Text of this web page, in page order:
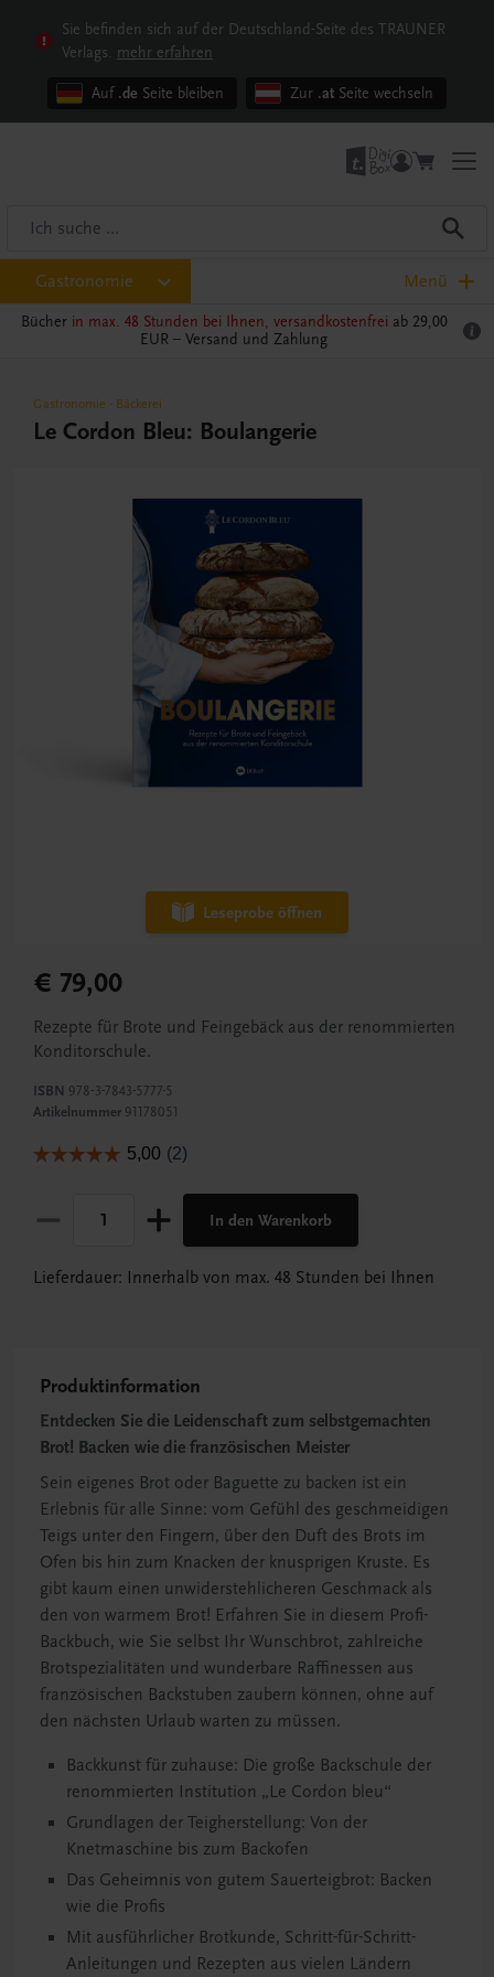
Sie befinden sich auf der Deutschland-Seite des TRAUNER
Verlags. mehr erfahren
Auf .de Seite bleiben Zur .at Seite wechseln
Gastronomie Menü
Bücher in max. 48 Stunden bei Ihnen, versandkostenfrei ab 29,00
EUR – Versand und Zahlung
Gastronomie - Bäckerei
Le Cordon Bleu: Boulangerie
Leseprobe öffnen
€ 79,00
Rezepte für Brote und Feingebäck aus der renommierten
Konditorschule.
ISBN 978-3-7843-5777-5
Artikelnummer 91178051
In den Warenkorb
Lieferdauer: Innerhalb von max. 48 Stunden bei Ihnen
Produktinformation
Entdecken Sie die Leidenschaft zum selbstgemachten
Brot! Backen wie die französischen Meister
Sein eigenes Brot oder Baguette zu backen ist ein
Erlebnis für alle Sinne: vom Gefühl des geschmeidigen
Teigs unter den Fingern, über den Duft des Brots im
Ofen bis hin zum Knacken der knusprigen Kruste. Es
gibt kaum einen unwiderstehlicheren Geschmack als
den von warmem Brot! Erfahren Sie in diesem Profi-
Backbuch, wie Sie selbst Ihr Wunschbrot, zahlreiche
Brotspezialitäten und wunderbare Raffinessen aus
französischen Backstuben zaubern können, ohne auf
den nächsten Urlaub warten zu müssen.
Backkunst für zuhause: Die große Backschule der
renommierten Institution „Le Cordon bleu“
Grundlagen der Teigherstellung: Von der
Knetmaschine bis zum Backofen
Das Geheimnis von gutem Sauerteigbrot: Backen
wie die Profis
Mit ausführlicher Brotkunde, Schritt-für-Schritt-
Anleitungen und Rezepten aus vielen Ländern